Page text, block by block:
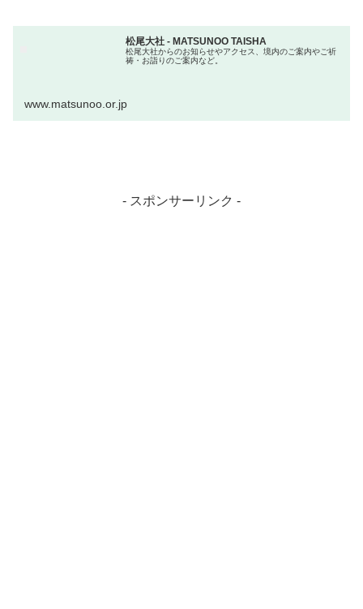
松尾大社 - MATSUNOO TAISHA
松尾大社からのお知らせやアクセス、境内のご案内やご祈
祷・お詣りのご案内など。
www.matsunoo.or.jp
- スポンサーリンク -